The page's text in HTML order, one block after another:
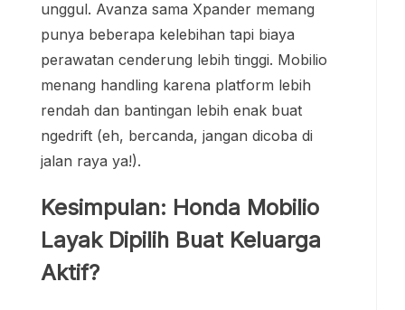
unggul. Avanza sama Xpander memang
punya beberapa kelebihan tapi biaya
perawatan cenderung lebih tinggi. Mobilio
menang handling karena platform lebih
rendah dan bantingan lebih enak buat
ngedrift (eh, bercanda, jangan dicoba di
jalan raya ya!).
Kesimpulan: Honda Mobilio
Layak Dipilih Buat Keluarga
Aktif?